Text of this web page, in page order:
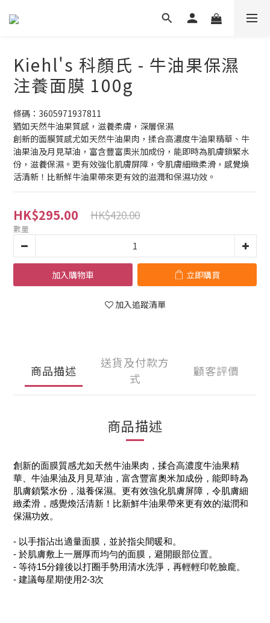
Kiehl's 科顏氏 - 牛油果保濕
注養面膜 100g
條碼：3605971937811
猶如天然牛油果質感，滋養柔膚，深層保濕
創新的面膜質感尤如天然牛油果肉，揉合高濃度牛油果精華、牛
油果油及月見草油，富含豐富奧米加成份，能即時為肌膚鎖緊水
份，滋養保濕。更有效強化肌膚屏障，令肌膚細緻柔滑，感覺煥
活清新！比新鮮牛油果帶來更有效的滋潤和保濕功效。
HK$295.00 HK$420.00
數量
加入購物車 立即購買
加入追蹤清單
商品描述
送貨及付款方
式
顧客評價
商品描述
創新的面膜質感尤如天然牛油果肉，揉合高濃度牛油果精
華、牛油果油及月見草油，富含豐富奧米加成份，能即時為
肌膚鎖緊水份，滋養保濕。更有效強化肌膚屏障，令肌膚細
緻柔滑，感覺煥活清新！比新鮮牛油果帶來更有效的滋潤和
保濕功效。
- 以手指沾出適量面膜，並於指尖間暖和。
- 於肌膚敷上一層厚而均勻的面膜，避開眼部位置。
- 等待15分鐘後以打圈手勢用清水洗淨，再輕輕印乾臉龐。
- 建議每星期使用2-3次